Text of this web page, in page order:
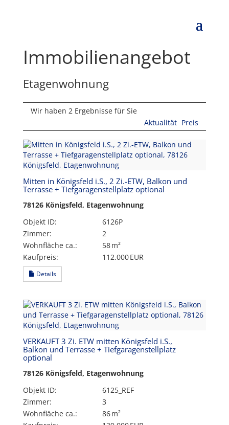
Immobilien­angebot
Etagenwohnung
Wir haben 2 Ergebnisse für Sie
Aktualität Preis
Mitten in Königsfeld i.S., 2 Zi.-ETW, Balkon und
Terrasse + Tiefgaragenstellplatz optional
78126 Königsfeld, Etagenwohnung
Objekt ID:
6126P
Zimmer:
2
Wohnfläche ca.:
58 m²
Kaufpreis:
112.000 EUR
Details
VERKAUFT 3 Zi. ETW mitten Königsfeld i.S.,
Balkon und Terrasse + Tiefgaragenstellplatz
optional
78126 Königsfeld, Etagenwohnung
Objekt ID:
6125_REF
Zimmer:
3
Wohnfläche ca.:
86 m²